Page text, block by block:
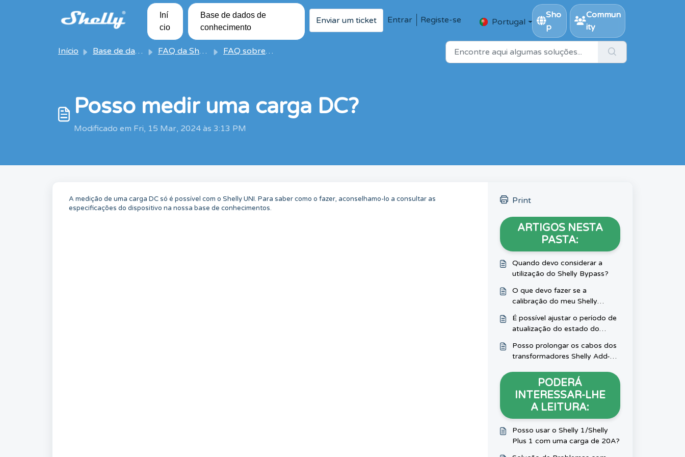
Avançar para o conteúdo principal
Iní
cio
Base de dados de
conhecimento
Enviar um ticket Entrar Registe-se Portugal
Sho
p
Commun
ity
Início Base de dados de conhecimento FAQ da Shelly FAQ sobre Dispositivos Shelly
Posso medir uma carga DC?
Modificado em Fri, 15 Mar, 2024 às 3:13 PM
A medição de uma carga DC só é possível com o Shelly UNI. Para saber como o fazer, aconselhamo-lo a consultar as
especificações do dispositivo na nossa base de conhecimentos.
Print
ARTIGOS NESTA
PASTA:
Quando devo considerar a
utilização do Shelly Bypass?
O que devo fazer se a
calibração do meu Shelly
não estiver a funcionar?
É possível ajustar o período de
atualização do estado do
Posso prolongar os cabos dos
transformadores Shelly Add-On
PODERÁ
INTERESSAR-LHE
A LEITURA:
Posso usar o Shelly 1/Shelly
Plus 1 com uma carga de 20A?